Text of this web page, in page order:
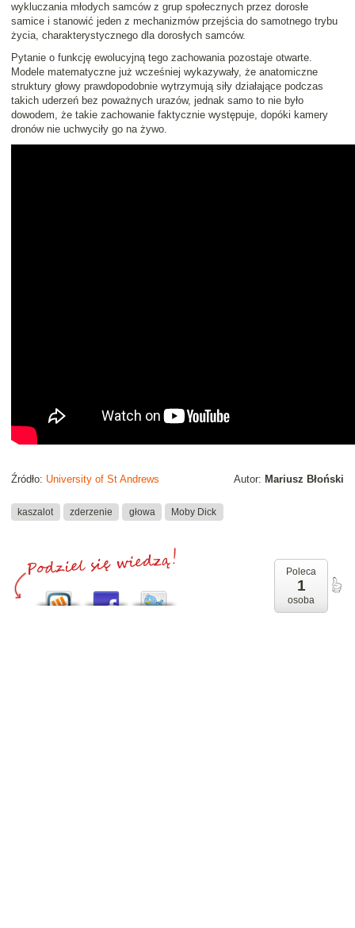
wykluczania młodych samców z grup społecznych przez dorosłe
samice i stanowić jeden z mechanizmów przejścia do samotnego trybu
życia, charakterystycznego dla dorosłych samców.
Pytanie o funkcję ewolucyjną tego zachowania pozostaje otwarte.
Modele matematyczne już wcześniej wykazywały, że anatomiczne
struktury głowy prawdopodobnie wytrzymują siły działające podczas
takich uderzeń bez poważnych urazów, jednak samo to nie było
dowodem, że takie zachowanie faktycznie występuje, dopóki kamery
dronów nie uchwyciły go na żywo.
Autor: Mariusz Błoński
Źródło: University of St Andrews
kaszalot zderzenie głowa Moby Dick
Poleca
1
osoba